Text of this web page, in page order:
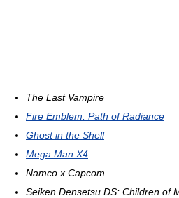
The Last Vampire
Fire Emblem: Path of Radiance
Ghost in the Shell
Mega Man X4
Namco x Capcom
Seiken Densetsu DS: Children of